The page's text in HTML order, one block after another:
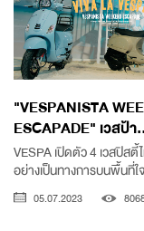
"VESPANISTA
ESCAPADE" เวสป้า
VESPA เปิดตัว 4 เวสปิส
อย่างเป็นทางการบนพื้นที่ใ
05.07.2023